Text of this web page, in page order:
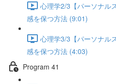
心理学2/3【パーソナ
感を保つ方法 (9:01)
心理学3/3【パーソナ
感を保つ方法 (4:03)
Program 41